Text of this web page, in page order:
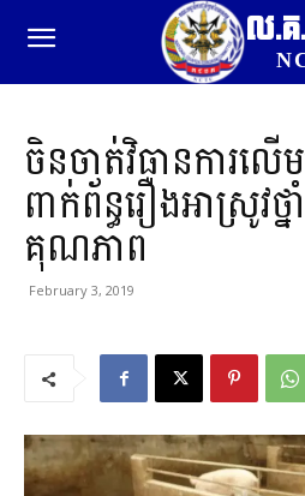
ល.គ
ចិន​ចាត់វិធានការ​លើ
ពាក់ព័ន្ធ​រឿងអាស្រូវ​ថ្
គុណភាព
February 3, 2019